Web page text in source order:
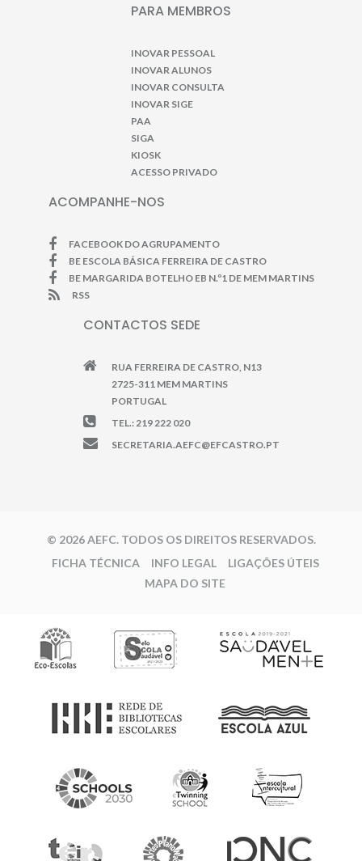
PARA MEMBROS
INOVAR PESSOAL
INOVAR ALUNOS
INOVAR CONSULTA
INOVAR SIGE
PAA
SIGA
KIOSK
ACESSO PRIVADO
ACOMPANHE-NOS
FACEBOOK DO AGRUPAMENTO
BE ESCOLA BÁSICA FERREIRA DE CASTRO
BE MARGARIDA BOTELHO EB N.º1 DE MEM MARTINS
RSS
CONTACTOS SEDE
RUA FERREIRA DE CASTRO, N13
2725-311 MEM MARTINS
PORTUGAL
TEL.: 219 222 020
SECRETARIA.AEFC@EFCASTRO.PT
© 2026 AEFC. TODOS OS DIREITOS RESERVADOS.
FICHA TÉCNICA
INFO LEGAL
LIGAÇÕES ÚTEIS
MAPA DO SITE